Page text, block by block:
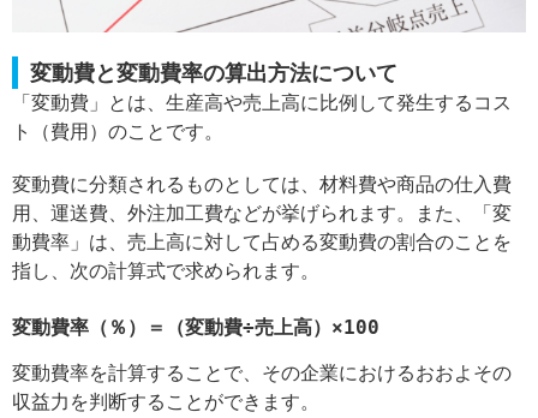
変動費と変動費率の算出方法について
「変動費」とは、生産高や売上高に比例して発生するコス
ト（費用）のことです。
変動費に分類されるものとしては、材料費や商品の仕入費
用、運送費、外注加工費などが挙げられます。また、「変
動費率」は、売上高に対して占める変動費の割合のことを
指し、次の計算式で求められます。
変動費率（％）＝（変動費÷売上高）×100
変動費率を計算することで、その企業におけるおおよその
収益力を判断することができます。